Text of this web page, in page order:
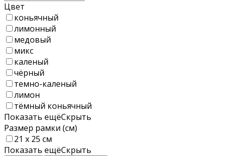
Цвет
коньячный
лимонный
медовый
микс
каленый
чёрный
темно-каленый
лимон
тёмный коньячный
Показать ещёСкрыть
Размер рамки (см)
21 х 25 см
Показать ещёСкрыть